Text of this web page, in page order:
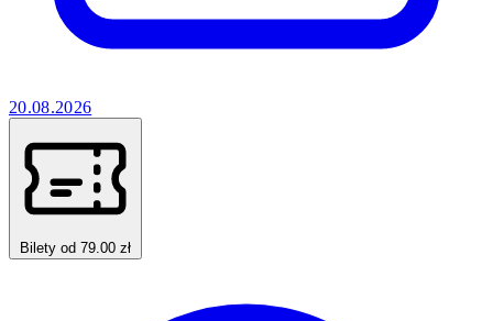
20.08.2026
Bilety od 79.00 zł